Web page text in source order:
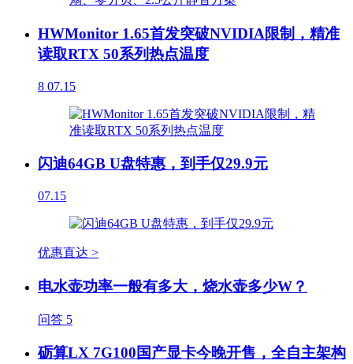
HWMonitor 1.65首发突破NVIDIA限制，精准
读取RTX 50系列热点温度
8 07.15
闪迪64GB U盘特惠，到手仅29.9元
07.15
优惠直达 >
电水壶功率一般有多大，烧水壶多少W？
问答 5
砺算LX 7G100国产显卡今晚开售，全自主架构